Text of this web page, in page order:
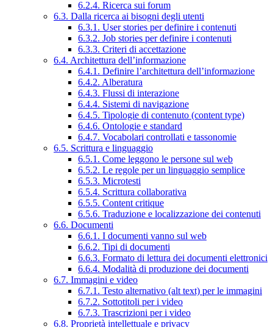
6.2.4. Ricerca sui forum
6.3. Dalla ricerca ai bisogni degli utenti
6.3.1. User stories per definire i contenuti
6.3.2. Job stories per definire i contenuti
6.3.3. Criteri di accettazione
6.4. Architettura dell’informazione
6.4.1. Definire l’architettura dell’informazione
6.4.2. Alberatura
6.4.3. Flussi di interazione
6.4.4. Sistemi di navigazione
6.4.5. Tipologie di contenuto (content type)
6.4.6. Ontologie e standard
6.4.7. Vocabolari controllati e tassonomie
6.5. Scrittura e linguaggio
6.5.1. Come leggono le persone sul web
6.5.2. Le regole per un linguaggio semplice
6.5.3. Microtesti
6.5.4. Scrittura collaborativa
6.5.5. Content critique
6.5.6. Traduzione e localizzazione dei contenuti
6.6. Documenti
6.6.1. I documenti vanno sul web
6.6.2. Tipi di documenti
6.6.3. Formato di lettura dei documenti elettronici
6.6.4. Modalità di produzione dei documenti
6.7. Immagini e video
6.7.1. Testo alternativo (alt text) per le immagini
6.7.2. Sottotitoli per i video
6.7.3. Trascrizioni per i video
6.8. Proprietà intellettuale e privacy